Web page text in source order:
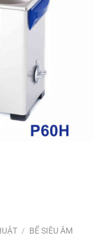
/ BỂ SIÊU ÂM